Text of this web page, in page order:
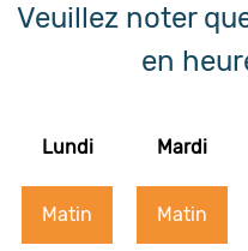
Veuillez noter
en
Lundi Mardi
Matin Matin